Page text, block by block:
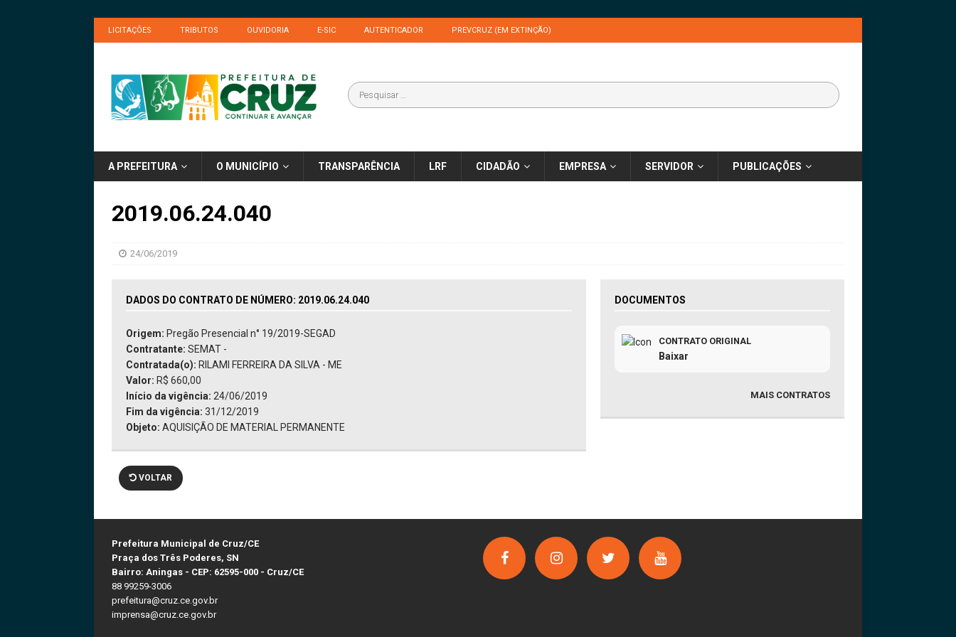
LICITAÇÕES TRIBUTOS OUVIDORIA E-SIC AUTENTICADOR PREVCRUZ (EM EXTINÇÃO)
A PREFEITURA O MUNICÍPIO TRANSPARÊNCIA LRF CIDADÃO EMPRESA SERVIDOR PUBLICAÇÕES
2019.06.24.040
24/06/2019
DADOS DO CONTRATO DE NÚMERO: 2019.06.24.040
Origem: Pregão Presencial n° 19/2019-SEGAD
Contratante: SEMAT -
Contratada(o): RILAMI FERREIRA DA SILVA - ME
Valor: R$ 660,00
Início da vigência: 24/06/2019
Fim da vigência: 31/12/2019
Objeto: AQUISIÇÃO DE MATERIAL PERMANENTE
DOCUMENTOS
CONTRATO ORIGINAL
Baixar
MAIS CONTRATOS
VOLTAR
Prefeitura Municipal de Cruz/CE
Praça dos Três Poderes, SN
Bairro: Aningas - CEP: 62595-000 - Cruz/CE
88 99259-3006
prefeitura@cruz.ce.gov.br
imprensa@cruz.ce.gov.br